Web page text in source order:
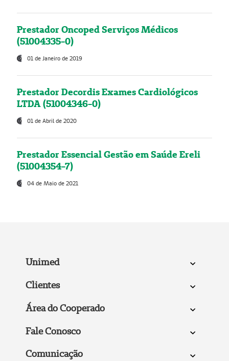
Prestador Oncoped Serviços Médicos
(51004335-0)
01 de Janeiro de 2019
Prestador Decordis Exames Cardiológicos
LTDA (51004346-0)
01 de Abril de 2020
Prestador Essencial Gestão em Saúde Ereli
(51004354-7)
04 de Maio de 2021
Unimed
Clientes
Área do Cooperado
Fale Conosco
Comunicação